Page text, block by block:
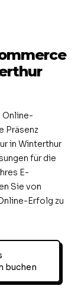
Online-
Präsenz
in Winterthur
für die
E-
Sie von
Erfolg zu
buchen